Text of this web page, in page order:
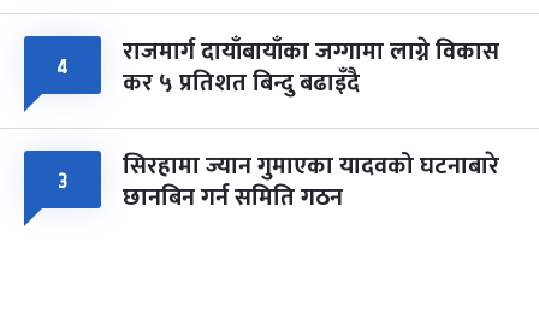
४ राजमार्ग दायाँबायाँका जग्गामा लाग्ने विकास
कर ५ प्रतिशत बिन्दु बढाइँदै
३ सिरहामा ज्यान गुमाएका यादवको घटनाबारे
छानबिन गर्न समिति गठन